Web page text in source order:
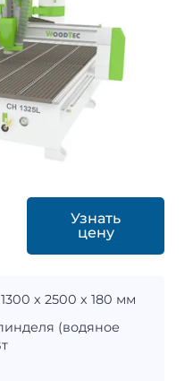
Узнать
цену
х 2500 х 180 мм
(водяное